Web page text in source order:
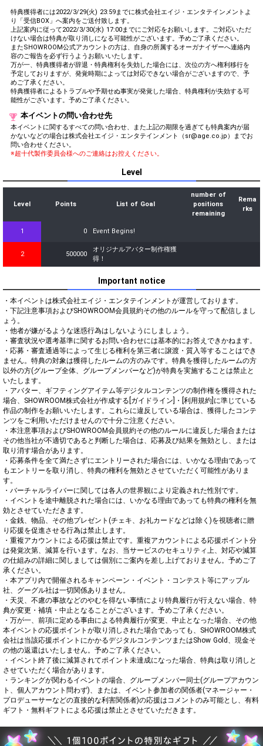
特典獲得者には2022/3/29(火) 23:59までに株式会社エイジ・エンタテインメントよ
り「受信BOX」へ案内をご送付致します。
上記案内に従って2022/3/30(水) 17:00までにご対応をお願いします。ご対応いただ
けない場合は特典が取り消しになる可能性がございます。予めご了承ください。
またSHOWROOM公式アカウントの方は、自身の所属するオーガナイザーへ連絡内
容のご報告を必ず行うようお願いいたします。
万が一、特典獲得者が辞退・特典権利を失効した場合には、次位の方へ権利移行を
予定しておりますが、発覚時期によっては対応できない場合がございますので、予
めご了承ください。
特典獲得者によるトラブルや予期せぬ事実が発覚した場合、特典権利が失効する可
能性がございます。予めご了承ください。
本イベントの問い合わせ先
本イベントに関するすべての問い合わせ、また上記の期限を過ぎても特典案内が届
かないなどの場合は株式会社エイジ・エンタテインメント（sr@age.co.jp）までお
問い合わせください。
※超十代製作委員会様へのご連絡はお控えください。
Level
Level Points List of Goal
number of
positions
remaining
Rema
rks
1 0 Event Begins!
2 500000
オリジナルアバター制作権獲
得！
Important notice
・本イベントは株式会社エイジ・エンタテインメントが運営しております。
・下記注意事項およびSHOWROOM会員規約その他のルールを守って配信しまし
ょう。
・他者が嫌がるような迷惑行為はしないようにしましょう。
・審査状況や選考基準に関するお問い合わせには基本的にお答えできかねます。
・応募・審査通過等によって生じる権利を第三者に譲渡・質入等することはでき
ません。特典の対象は獲得したルームの方のみです。特典を獲得したルームの方
以外の方(グループ全体、グループメンバーなど)が特典を実施することは禁止と
いたします。
・アバター、ギフティングアイテム等デジタルコンテンツの制作権を獲得された
場合、SHOWROOM株式会社が作成する[ガイドライン]・[利用規約]に準じている
作品の制作をお願いいたします。これらに違反している場合は、獲得したコンテ
ンツをご利用いただけませんので十分ご注意ください。
・本注意事項およびSHOWROOM会員規約その他のルールに違反した場合または
その他当社が不適切であると判断した場合は、応募及び結果を無効とし、または
取り消す場合があります。
・応募条件を全て満たさずにエントリーされた場合には、いかなる理由であって
もエントリーを取り消し、特典の権利を無効とさせていただく可能性がありま
す。
・バーチャルライバーに関しては各人の世界観により定義された性別です。
・イベントを途中離脱された場合には、いかなる理由であっても特典の権利を無
効とさせていただきます。
・金銭、物品、その他プレゼント(チェキ、お礼カードなどは除く)を視聴者に贈
り応援を促進させる行為は禁止します。
・重複アカウントによる応援は禁止です。重複アカウントによる応援ポイント分
は発覚次第、減算を行います。なお、当サービスのセキュリティ上、対応や減算
の仕組みの詳細に関しましては個別にご案内を差し上げておりません。予めご了
承ください。
・本アプリ内で開催されるキャンペーン・イベント・コンテスト等にアップル
社、グーグル社は一切関係ありません。
・天災、不慮の事故などのやむを得ない事情により特典履行が行えない場合、特
典が変更・補填・中止となることがございます。予めご了承ください。
・万が一、前項に定める事由による特典履行が変更、中止となった場合、その他
本イベントの応援ポイントが取り消しされた場合であっても、SHOWROOM株式
会社は当該応援ポイントにかかるデジタルコンテンツまたはShow Gold、現金そ
の他の返還はいたしません。予めご了承ください。
・イベント終了後に減算されてポイント未達成になった場合、特典は取り消しと
させていただく場合があります。
・ランキングが関わるイベントの場合、グループメンバー同士(グループアカウン
ト、個人アカウント問わず)、または、イベント参加者の関係者(マネージャー・
プロデューサーなどの直接的な利害関係者)の応援はコメントのみ可能とし、有料
ギフト・無料ギフトによる応援は禁止とさせていただきます。